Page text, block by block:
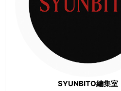
SYUNBITO編集室